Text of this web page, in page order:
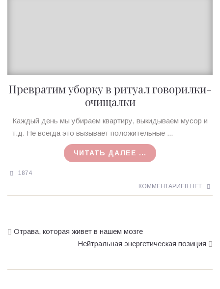
Превратим уборку в ритуал говорилки-
очищалки
Ирина
MagicTantra
Каждый день мы убираем квартиру, выкидываем мусор и
т.д. Не всегда это вызывает положительные ...
ЧИТАТЬ ДАЛЕЕ ...
1874
КОММЕНТАРИЕВ НЕТ
Отрава, которая живет в нашем мозге
Нейтральная энергетическая позиция